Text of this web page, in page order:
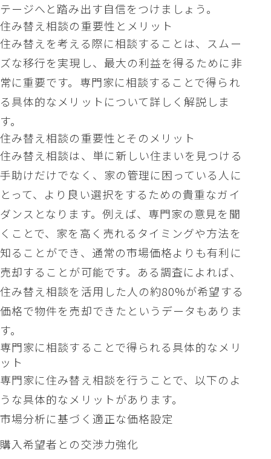
テージへと踏み出す自信をつけましょう。
住み替え相談の重要性とメリット
住み替えを考える際に相談することは、スムー
ズな移行を実現し、最大の利益を得るために非
常に重要です。専門家に相談することで得られ
る具体的なメリットについて詳しく解説しま
す。
住み替え相談の重要性とそのメリット
住み替え相談は、単に新しい住まいを見つける
手助けだけでなく、家の管理に困っている人に
とって、より良い選択をするための貴重なガイ
ダンスとなります。例えば、専門家の意見を聞
くことで、家を高く売れるタイミングや方法を
知ることができ、通常の市場価格よりも有利に
売却することが可能です。ある調査によれば、
住み替え相談を活用した人の約80%が希望する
価格で物件を売却できたというデータもありま
す。
専門家に相談することで得られる具体的なメリ
ット
専門家に住み替え相談を行うことで、以下のよ
うな具体的なメリットがあります。
市場分析に基づく適正な価格設定
購入希望者との交渉力強化